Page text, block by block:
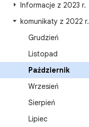
Informacje z 2023 r.
komunikaty z 2022 r.
Grudzień
Listopad
Październik
Wrzesień
Sierpień
Lipiec